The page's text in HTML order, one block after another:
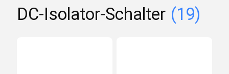
DC-Isolator-Schalter (19)